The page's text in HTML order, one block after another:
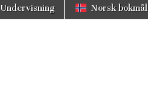
Undervisning Norsk bokmål